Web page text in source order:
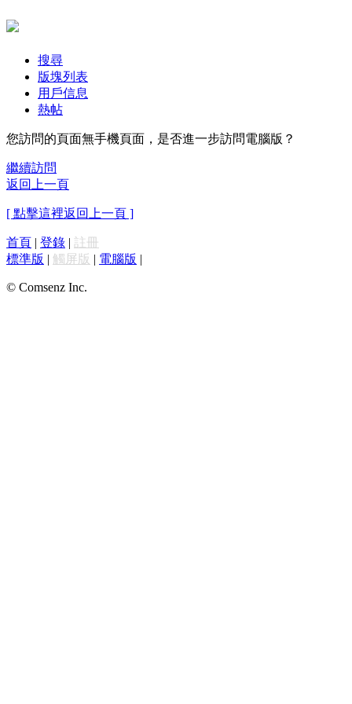
搜尋
版塊列表
用戶信息
熱帖
您訪問的頁面無手機頁面，是否進一步訪問電腦版？
繼續訪問
返回上一頁
[ 點擊這裡返回上一頁 ]
首頁 | 登錄 | 註冊
標準版 | 觸屏版 | 電腦版 |
© Comsenz Inc.